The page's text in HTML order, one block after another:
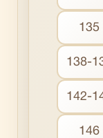
135
138-
142-
146